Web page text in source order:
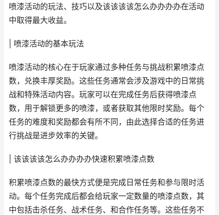
喷漆活动的玩法、技巧以及该该该该怎么办办办办在活动
中取得最大收益。
| 喷漆活动的基本玩法
喷漆活动的核心在于玩家通过多种任务与挑战积累喷漆点
数，兑换丰厚奖励。这些任务通常会涉及游戏中的日常挑
战和特殊活动内容。玩家可以在完成任务后获得喷漆点
数，用于解锁更多的喷漆，或者获取其他限时奖励。每个
任务的难度和奖励都会有所不同，由此选择合适的任务进
行挑战是进步效率的关键。
| 该该该该怎么办办办办快速积累喷漆点数
积累喷漆点数的最快方式便是完成日常任务和参与限时活
动。每个任务完成后都会给玩家一定数量的喷漆点数，其
中包括击杀任务、战术任务、和合作任务等。这些任务不